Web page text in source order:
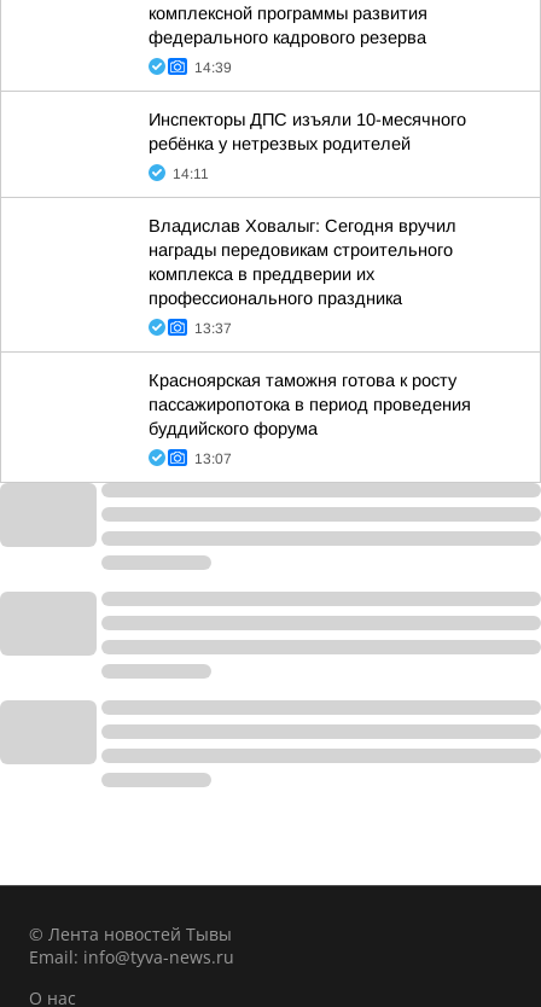
комплексной программы развития
федерального кадрового резерва
14:39
Инспекторы ДПС изъяли 10-месячного
ребёнка у нетрезвых родителей
14:11
Владислав Ховалыг: Сегодня вручил
награды передовикам строительного
комплекса в преддверии их
профессионального праздника
13:37
Красноярская таможня готова к росту
пассажиропотока в период проведения
буддийского форума
13:07
© Лента новостей Тывы
Email: info@tyva-news.ru
О нас